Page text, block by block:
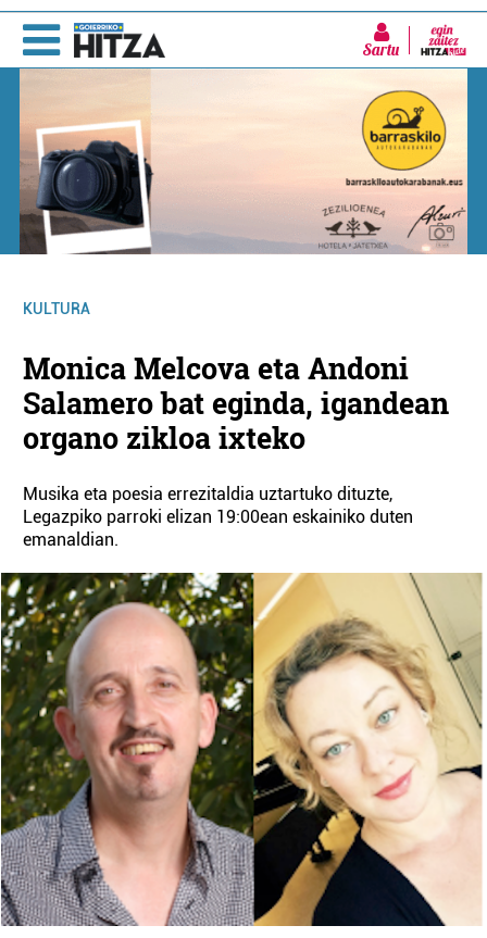
Sartu
KULTURA
Monica Melcova eta Andoni
Salamero bat eginda, igandean
organo zikloa ixteko
Musika eta poesia errezitaldia uztartuko dituzte,
Legazpiko parroki elizan 19:00ean eskainiko duten
emanaldian.